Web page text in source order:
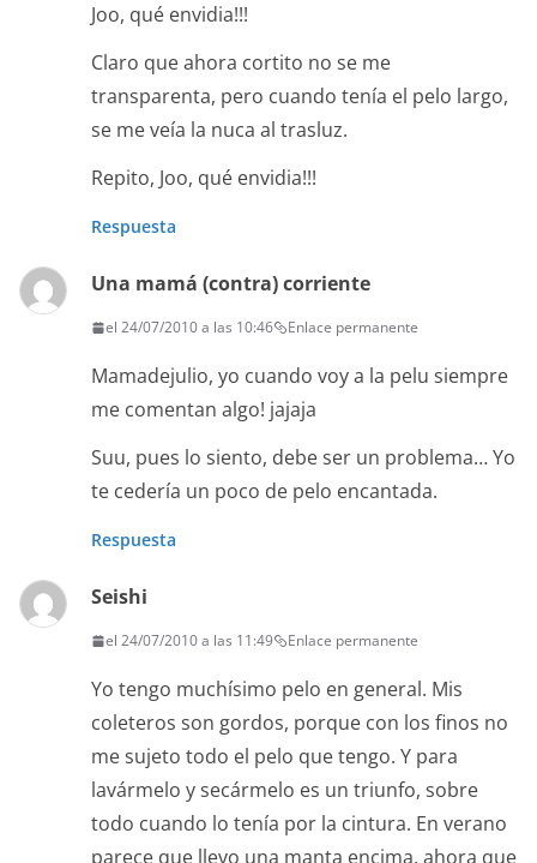
Joo, qué envidia!!!
Claro que ahora cortito no se me
transparenta, pero cuando tenía el pelo largo,
se me veía la nuca al trasluz.
Repito, Joo, qué envidia!!!
Respuesta
Una mamá (contra) corriente
el 24/07/2010 a las 10:46 Enlace permanente
Mamadejulio, yo cuando voy a la pelu siempre
me comentan algo! jajaja
Suu, pues lo siento, debe ser un problema… Yo
te cedería un poco de pelo encantada.
Respuesta
Seishi
el 24/07/2010 a las 11:49 Enlace permanente
Yo tengo muchísimo pelo en general. Mis
coleteros son gordos, porque con los finos no
me sujeto todo el pelo que tengo. Y para
lavármelo y secármelo es un triunfo, sobre
todo cuando lo tenía por la cintura. En verano
parece que llevo una manta encima, ahora que